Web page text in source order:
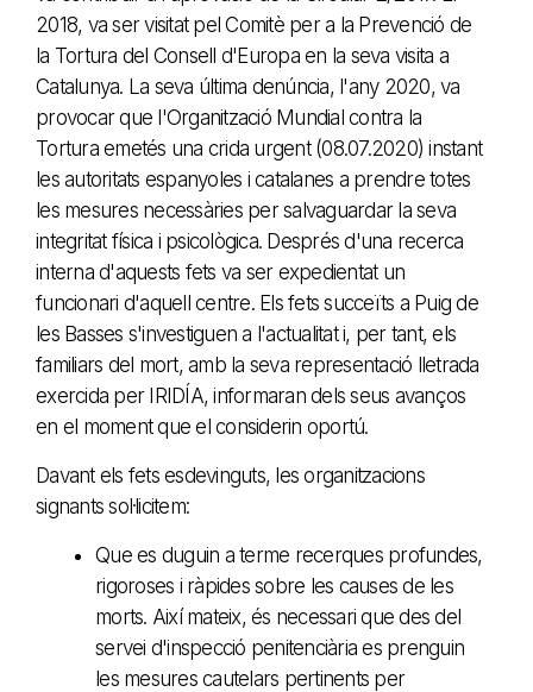
2018, va ser visitat pel Comitè per a la Prevenció de
la Tortura del Consell d'Europa en la seva visita a
Catalunya. La seva última denúncia, l'any 2020, va
provocar que l'Organització Mundial contra la
Tortura emetés una crida urgent (08.07.2020) instant
les autoritats espanyoles i catalanes a prendre totes
les mesures necessàries per salvaguardar la seva
integritat física i psicològica. Després d'una recerca
interna d'aquests fets va ser expedientat un
funcionari d'aquell centre. Els fets succeïts a Puig de
les Basses s'investiguen a l'actualitat i, per tant, els
familiars del mort, amb la seva representació lletrada
exercida per IRIDÍA, informaran dels seus avanços
en el moment que el considerin oportú.
Davant els fets esdevinguts, les organitzacions
signants sol·licitem:
Que es duguin a terme recerques profundes,
rigoroses i ràpides sobre les causes de les
morts. Així mateix, és necessari que des del
servei d'inspecció penitenciària es prenguin
les mesures cautelars pertinents per